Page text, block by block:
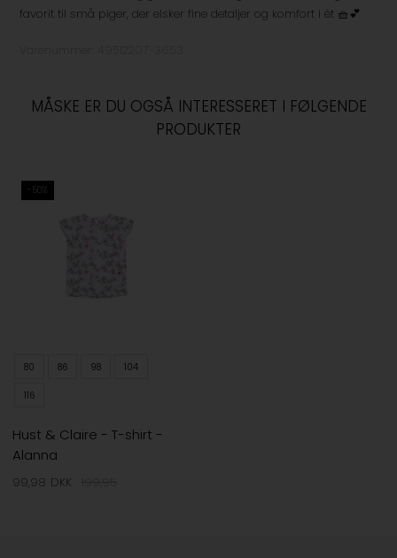
favorit til små piger, der elsker fine detaljer og komfort i ét 🧺💕
MÅSKE ER DU OGSÅ INTERESSERET I FØLGENDE
PRODUKTER
-50%
80 86 98 104
116
Hust & Claire - T-shirt -
Alanna
99,98 DKK